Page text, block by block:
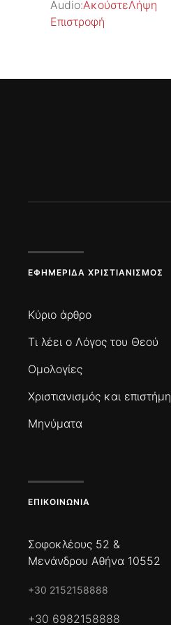
Audio:ΑκούστεΛήψη
Επιστροφή
ΕΦΗΜΕΡΊΔΑ ΧΡΙΣΤΙΑΝΙΣΜΌΣ
Κύριο άρθρο
Τι λέει ο Λόγος του Θεού
Ομολογίες
Χριστιανισμός και επιστήμη
Μηνύματα
ΕΠΙΚΟΙΝΩΝΊΑ
Σοφοκλέους 52 &
Μενάνδρου Αθήνα 10552
+30 2152158888
+30 6982158888